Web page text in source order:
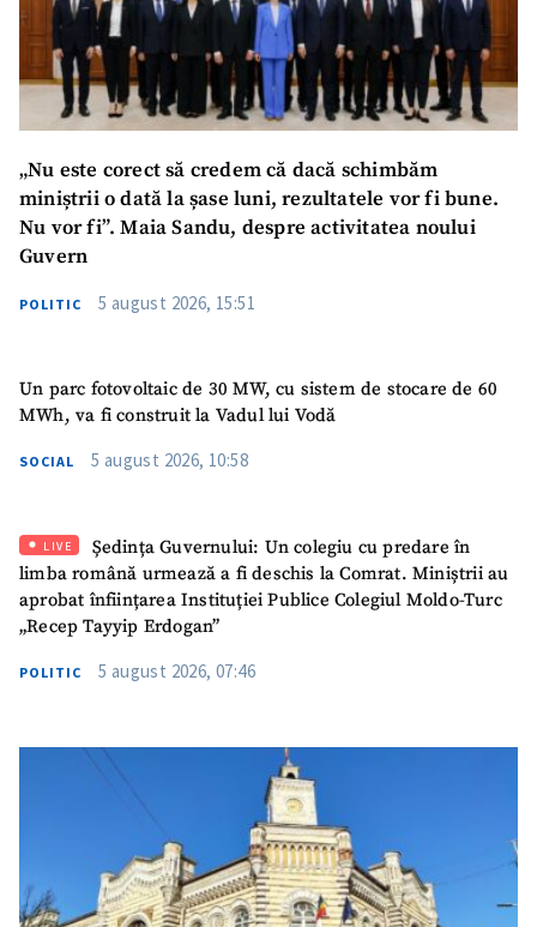
SUSȚINE
„Nu este corect să credem că dacă schimbăm
miniștrii o dată la șase luni, rezultatele vor fi bune.
Nu vor fi”. Maia Sandu, despre activitatea noului
Guvern
POLITIC 5 august 2026, 15:51
Un parc fotovoltaic de 30 MW, cu sistem de stocare de 60
MWh, va fi construit la Vadul lui Vodă
SOCIAL 5 august 2026, 10:58
LIVE
Ședința Guvernului: Un colegiu cu predare în
limba română urmează a fi deschis la Comrat. Miniștrii au
aprobat înființarea Instituției Publice Colegiul Moldo-Turc
„Recep Tayyip Erdogan”
POLITIC 5 august 2026, 07:46